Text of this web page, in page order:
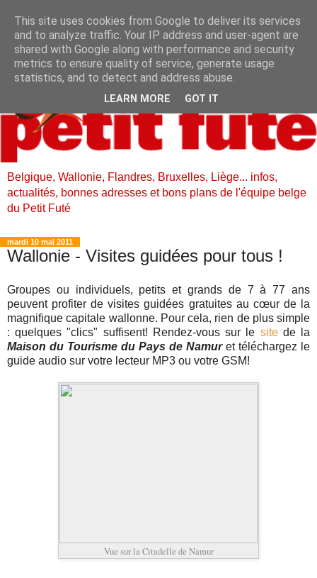
Belgique, Wallonie, Flandres, Bruxelles, Liège... infos,
actualités, bonnes adresses et bons plans de l'équipe belge
du Petit Futé
mardi 10 mai 2011
Wallonie - Visites guidées pour tous !
Groupes ou individuels, petits et grands de 7 à 77 ans
peuvent profiter de visites guidées gratuites au cœur de la
magnifique capitale wallonne. Pour cela, rien de plus simple
: quelques "clics" suffisent! Rendez-vous sur le sitede la
Maison du Tourisme du Pays de Namur et téléchargez le
guide audio sur votre lecteur MP3 ou votre GSM!
Vue sur la Citadelle de Namur
This site uses cookies from Google to deliver its services
and to analyze traffic. Your IP address and user-agent are
shared with Google along with performance and security
metrics to ensure quality of service, generate usage
statistics, and to detect and address abuse.
LEARN MORE GOT IT